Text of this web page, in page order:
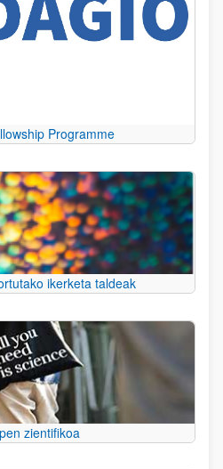
Programme
ikerketa taldeak
zientifikoa